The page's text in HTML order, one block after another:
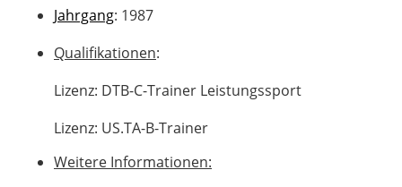
Jahrgang: 1987
Qualifikationen:
Lizenz: DTB-C-Trainer Leistungssport
Lizenz: US.TA-B-Trainer
Weitere Informationen: